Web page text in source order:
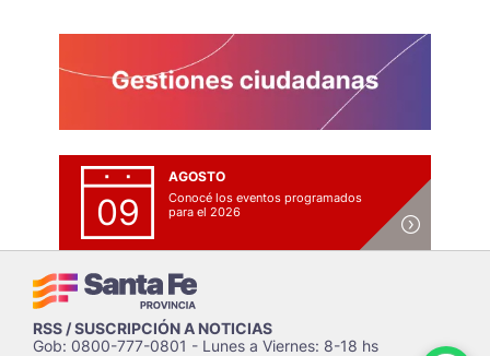
09
AGOSTO
Conocé los eventos programados
para el 2026
RSS / SUSCRIPCIÓN A NOTICIAS
Gob: 0800-777-0801 - Lunes a Viernes: 8-18 hs